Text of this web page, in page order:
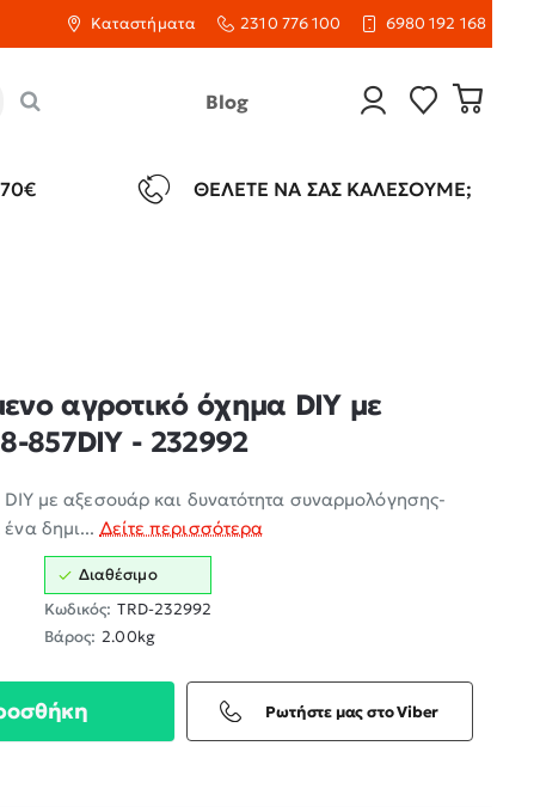
Καταστήματα 2310 776 100 6980 192 168
Blog
ΘΈΛΕΤΕ ΝΑ ΣΑΣ ΚΑΛΈΣΟΥΜΕ;
αγροτικό όχημα DIY με
857DIY - 232992
DIY με αξεσουάρ και δυνατότητα συναρμολόγησης-
δημι... Δείτε περισσότερα
Διαθέσιμο
Κωδικός: TRD-232992
Βάρος: 2.00kg
Ρωτήστε μας στο Viber